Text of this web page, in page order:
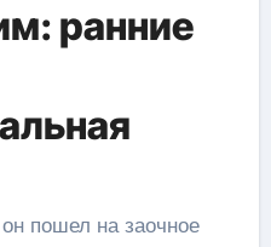
ранние
пошел на заочное